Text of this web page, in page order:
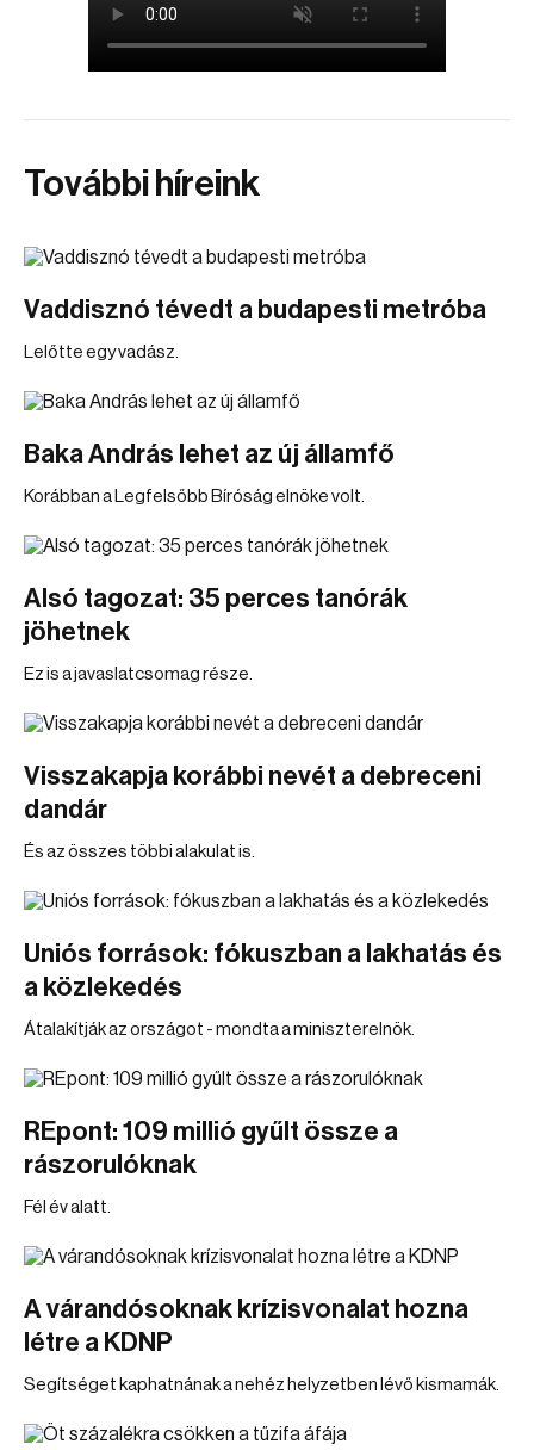
További híreink
Vaddisznó tévedt a budapesti metróba
Lelőtte egy vadász.
Baka András lehet az új államfő
Korábban a Legfelsőbb Bíróság elnöke volt.
Alsó tagozat: 35 perces tanórák
jöhetnek
Ez is a javaslatcsomag része.
Visszakapja korábbi nevét a debreceni
dandár
És az összes többi alakulat is.
Uniós források: fókuszban a lakhatás és
a közlekedés
Átalakítják az országot - mondta a miniszterelnök.
REpont: 109 millió gyűlt össze a
rászorulóknak
Fél év alatt.
A várandósoknak krízisvonalat hozna
létre a KDNP
Segítséget kaphatnának a nehéz helyzetben lévő kismamák.